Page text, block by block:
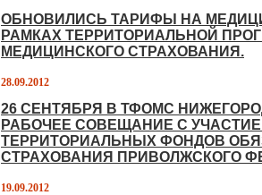
ОБНОВИЛИСЬ ТАРИФЫ НА
РАМКАХ ТЕРРИТОРИАЛЬНОЙ
МЕДИЦИНСКОГО СТРАХОВАНИЯ.
28.09.2012
26 СЕНТЯБРЯ В ТФОМС
РАБОЧЕЕ СОВЕЩАНИЕ С
ТЕРРИТОРИАЛЬНЫХ ФОНДОВ
СТРАХОВАНИЯ ПРИВОЛЖСКОГО
19.09.2012